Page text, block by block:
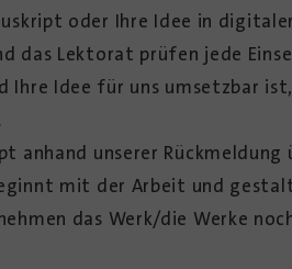
oder Ihre Idee in
das Lektorat prüfen jede
Ihre Idee für uns umsetzbar
anhand unserer Rückmeldung
mit der Arbeit und
das Werk/die Werke